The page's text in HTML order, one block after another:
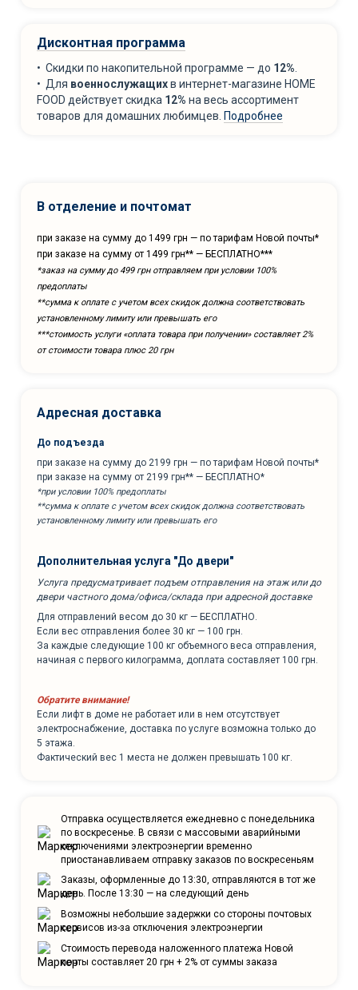
Дисконтная программа
• Скидки по накопительной программе — до 12%
• Для военнослужащихв интернет-магазине HOME
FOOD действует скидка 12% на весь ассортимент
товаров для домашних любимцев. Подробнее
В отделение и почтомат
при заказе на сумму до 1499 грн — по тарифам Новой почты*
при заказе на сумму от 1499 грн** — БЕСПЛАТНО***
*заказ на сумму до 499 грн отправляем при условии 100%
предоплаты
**сумма к оплате с учетом всех скидок должна соответствовать
установленному лимиту или превышать его
***cтоимость услуги «оплата товара при получении» составляет 2%
от стоимости товара плюс 20 грн
Адресная доставка
До подъезда
при заказе на сумму до 2199 грн — по тарифам Новой почты*
при заказе на сумму от 2199 грн** — БЕСПЛАТНО*
*при условии 100% предоплаты
**сумма к оплате с учетом всех скидок должна соответствовать
установленному лимиту или превышать его
Дополнительная услуга "До двери"
Услуга предусматривает подъем отправления на этаж или до
двери частного дома/офиса/склада при адресной доставке
Для отправлений весом до 30 кг — БЕСПЛАТНО.
Если вес отправления более 30 кг — 100 грн.
За каждые следующие 100 кг объемного веса отправления,
начиная с первого килограмма, доплата составляет 100 грн.
Обратите внимание!
Если лифт в доме не работает или в нем отсутствует
электроснабжение, доставка по услуге возможна только до
5 этажа.
Фактический вес 1 места не должен превышать 100 кг.
Отправка осуществляется ежедневно с понедельника
по воскресенье. В связи с массовыми аварийными
отключениями электроэнергии временно
приостанавливаем отправку заказов по воскресеньям
Заказы, оформленные до 13:30, отправляются в тот же
день. После 13:30 — на следующий день
Возможны небольшие задержки со стороны почтовых
сервисов из-за отключения электроэнергии
Стоимость перевода наложенного платежа Новой
почты составляет 20 грн + 2% от суммы заказа